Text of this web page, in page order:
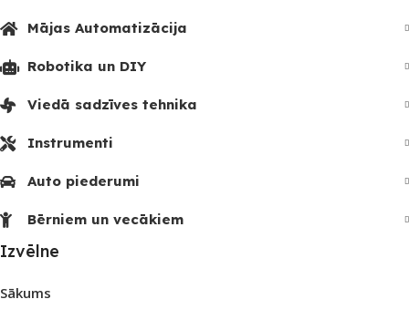
Mājas Automatizācija
Robotika un DIY
Viedā sadzīves tehnika
Instrumenti
Auto piederumi
Bērniem un vecākiem
Izvēlne
Sākums